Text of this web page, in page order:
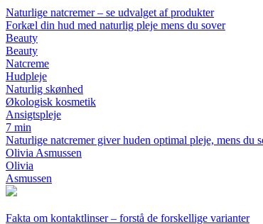
Naturlige natcremer – se udvalget af produkter
Forkæl din hud med naturlig pleje mens du sover
Beauty
Beauty
Natcreme
Hudpleje
Naturlig skønhed
Økologisk kosmetik
Ansigtspleje
7 min
Naturlige natcremer giver huden optimal pleje, mens du
Olivia Asmussen
Olivia
Asmussen
Fakta om kontaktlinser – forstå de forskellige varianter